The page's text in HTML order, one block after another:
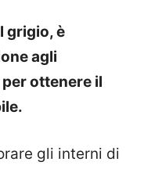
grigio, è
agli
ottenere il
gli interni di